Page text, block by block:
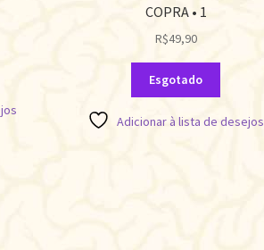
COPRA • 1
R$49,90
Esgotado
Adicionar à lista de desejos